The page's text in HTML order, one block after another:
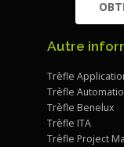
Autre
Trèfle
Trèfle
Trèfle Benelux
Trèfle ITA
Trèfle Project